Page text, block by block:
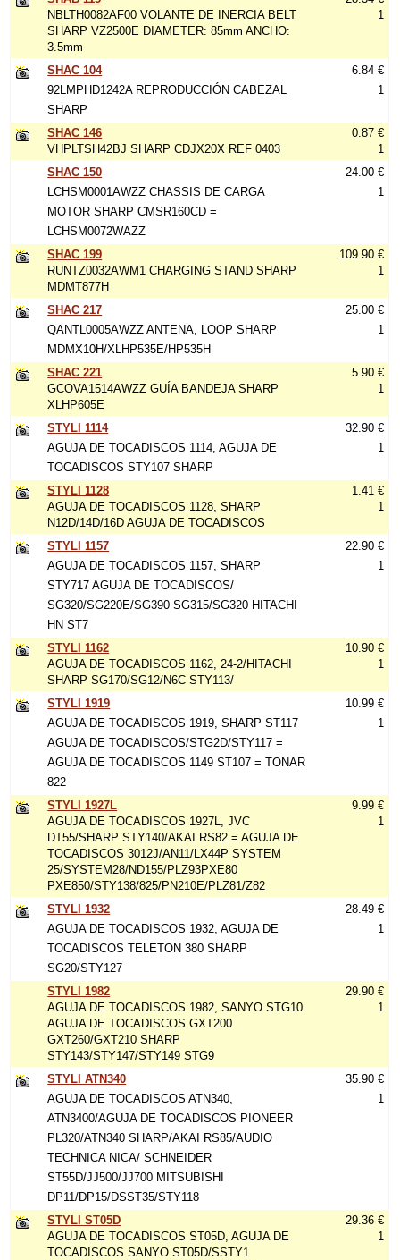
NBLTH0082AF00 VOLANTE DE INERCIA BELT
SHARP VZ2500E DIAMETER: 85mm ANCHO:
3.5mm
1
SHAC 104
92LMPHD1242A REPRODUCCIÓN CABEZAL
SHARP
6.84 €
1
SHAC 146
VHPLTSH42BJ SHARP CDJX20X REF 0403
0.87 €
1
SHAC 150
LCHSM0001AWZZ CHASSIS DE CARGA
MOTOR SHARP CMSR160CD =
LCHSM0072WAZZ
24.00 €
1
SHAC 199
RUNTZ0032AWM1 CHARGING STAND SHARP
MDMT877H
109.90 €
1
SHAC 217
QANTL0005AWZZ ANTENA, LOOP SHARP
MDMX10H/XLHP535E/HP535H
25.00 €
1
SHAC 221
GCOVA1514AWZZ GUÍA BANDEJA SHARP
XLHP605E
5.90 €
1
STYLI 1114
AGUJA DE TOCADISCOS 1114, AGUJA DE
TOCADISCOS STY107 SHARP
32.90 €
1
STYLI 1128
AGUJA DE TOCADISCOS 1128, SHARP
N12D/14D/16D AGUJA DE TOCADISCOS
1.41 €
1
STYLI 1157
AGUJA DE TOCADISCOS 1157, SHARP
STY717 AGUJA DE TOCADISCOS/
SG320/SG220E/SG390 SG315/SG320 HITACHI
HN ST7
22.90 €
1
STYLI 1162
AGUJA DE TOCADISCOS 1162, 24-2/HITACHI
SHARP SG170/SG12/N6C STY113/
10.90 €
1
STYLI 1919
AGUJA DE TOCADISCOS 1919, SHARP ST117
AGUJA DE TOCADISCOS/STG2D/STY117 =
AGUJA DE TOCADISCOS 1149 ST107 = TONAR
822
10.99 €
1
STYLI 1927L
AGUJA DE TOCADISCOS 1927L, JVC
DT55/SHARP STY140/AKAI RS82 = AGUJA DE
TOCADISCOS 3012J/AN11/LX44P SYSTEM
25/SYSTEM28/ND155/PLZ93PXE80
PXE850/STY138/825/PN210E/PLZ81/Z82
9.99 €
1
STYLI 1932
AGUJA DE TOCADISCOS 1932, AGUJA DE
TOCADISCOS TELETON 380 SHARP
SG20/STY127
28.49 €
1
STYLI 1982
AGUJA DE TOCADISCOS 1982, SANYO STG10
AGUJA DE TOCADISCOS GXT200
GXT260/GXT210 SHARP
STY143/STY147/STY149 STG9
29.90 €
1
STYLI ATN340
AGUJA DE TOCADISCOS ATN340,
ATN3400/AGUJA DE TOCADISCOS PIONEER
PL320/ATN340 SHARP/AKAI RS85/AUDIO
TECHNICA NICA/ SCHNEIDER
ST55D/JJ500/JJ700 MITSUBISHI
DP11/DP15/DSST35/STY118
35.90 €
1
STYLI ST05D
AGUJA DE TOCADISCOS ST05D, AGUJA DE
TOCADISCOS SANYO ST05D/SSTY1
29.36 €
1